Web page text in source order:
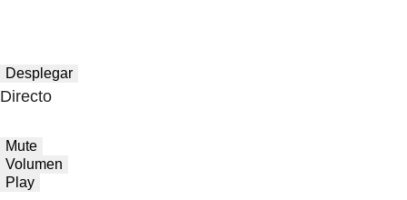
Desplegar
Directo
Mute
Volumen
Play